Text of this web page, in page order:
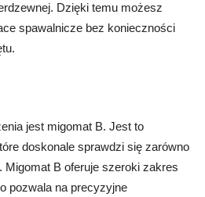
Dzięki temu możesz
spawalnicze bez konieczności
jest migomat B. Jest to
doskonale sprawdzi się zarówno
B oferuje szeroki zakres
pozwala na precyzyjne